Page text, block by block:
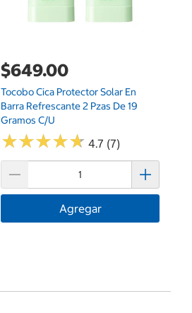
$649.00
Tocobo Cica Protector Solar En
Barra Refrescante 2 Pzas De 19
Gramos C/u
★★★★★
★★★★★ 4.7 (7)
Agregar